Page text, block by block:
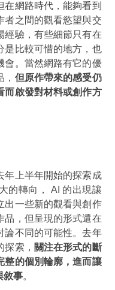
網路時代，能夠看到
者之間的觀看慾望與交
經驗，有些細節只有在
是比較可惜的地方，也
會。當然網路有它的優
但原作帶來的感受仍
而啟發對材料或創作方
年上半年開始的探索成
的轉向， AI 的出現讓
出一些新的觀看與創作
品，但呈現的形式還在
論不同的可能性。去年
索， 關注在形式的斷
整的個別輪廓，進而讓
敘事。